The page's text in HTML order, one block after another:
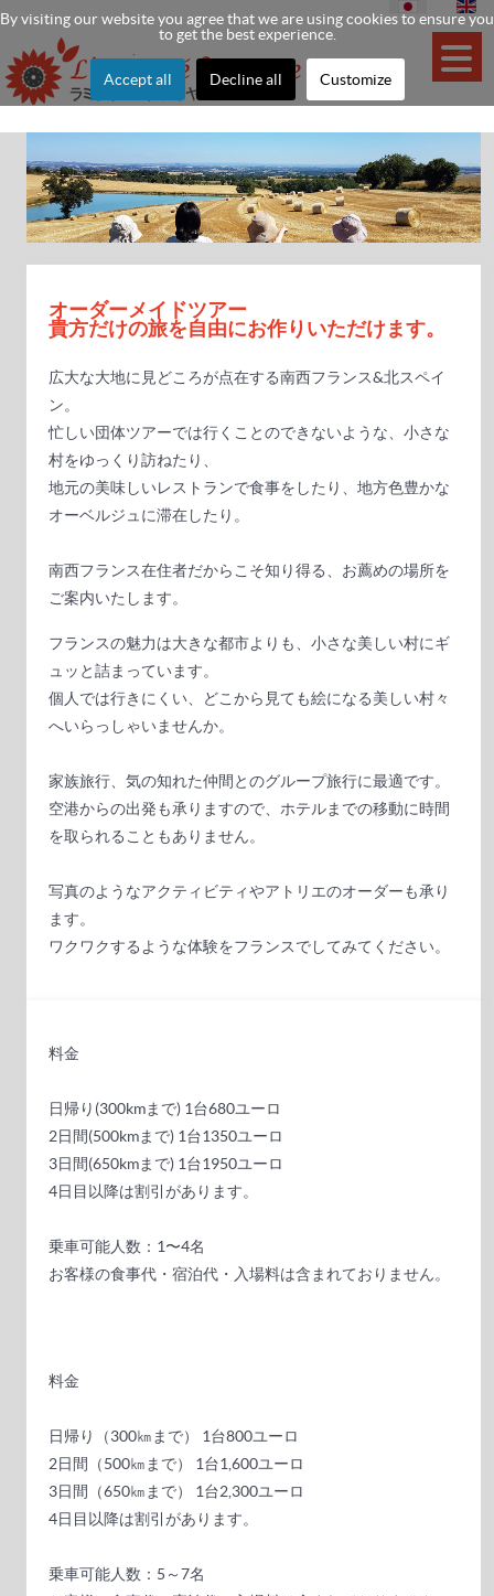
オーダーメイドツアー
貴方だけの旅を自由にお作りいただけます。
広大な大地に見どころが点在する南西フランス&北スペイ
ン。
忙しい団体ツアーでは行くことのできないような、小さな
村をゆっくり訪ねたり、
地元の美味しいレストランで食事をしたり、地方色豊かな
オーベルジュに滞在したり。
南西フランス在住者だからこそ知り得る、お薦めの場所を
ご案内いたします。
フランスの魅力は大きな都市よりも、小さな美しい村にギ
ュッと詰まっています。
個人では行きにくい、どこから見ても絵になる美しい村々
へいらっしゃいませんか。
家族旅行、気の知れた仲間とのグループ旅行に最適です。
空港からの出発も承りますので、ホテルまでの移動に時間
を取られることもありません。
写真のようなアクティビティやアトリエのオーダーも承り
ます。
ワクワクするような体験をフランスでしてみてください。
料金
日帰り(300kmまで) 1台680ユーロ
2日間(500kmまで) 1台1350ユーロ
3日間(650kmまで) 1台1950ユーロ
4日目以降は割引があります。
乗車可能人数：1〜4名
お客様の食事代・宿泊代・入場料は含まれておりません。
料金
日帰り（300㎞まで） 1台800ユーロ
2日間（500㎞まで） 1台1,600ユーロ
3日間（650㎞まで） 1台2,300ユーロ
4日目以降は割引があります。
乗車可能人数：5～7名
By visiting our website you agree that we are using cookies to ensure you
to get the best experience.
Accept all Decline all Customize